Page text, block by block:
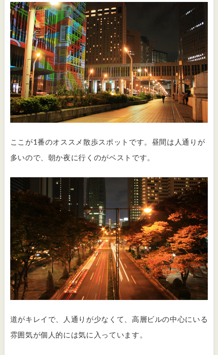
ここが1番のオススメ散歩スポットです。昼間は人通りが
多いので、朝か夜に行くのがベストです。
道がキレイで、人通りが少なくて、高層ビルの中心にいる
雰囲気が個人的には気に入っています。